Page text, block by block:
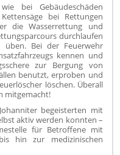
bei Gebäudeschäden
bei Rettungen
die Wasserrettung und
durchlaufen
üben. Bei der Feuerwehr
kennen und
zur Bergung von
benutzt, erproben und
löschen. Überall
mitgemacht!
begeisterten mit
aktiv werden konnten –
für Betroffene mit
hin zur medizinischen